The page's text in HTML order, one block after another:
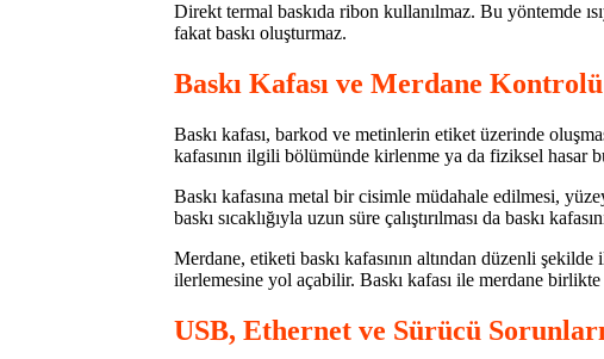
Direkt termal baskıda ribon kullanılmaz. Bu yöntemde
fakat baskı oluşturmaz.
Baskı Kafası ve Merdane Kontrolü
Baskı kafası, barkod ve metinlerin etiket üzerinde
kafasının ilgili bölümünde kirlenme ya da fiziksel hasar
Baskı kafasına metal bir cisimle müdahale edilmesi,
baskı sıcaklığıyla uzun süre çalıştırılması da baskı
Merdane, etiketi baskı kafasının altından düzenli
ilerlemesine yol açabilir. Baskı kafası ile merdane
USB, Ethernet ve Sürücü Sorunları